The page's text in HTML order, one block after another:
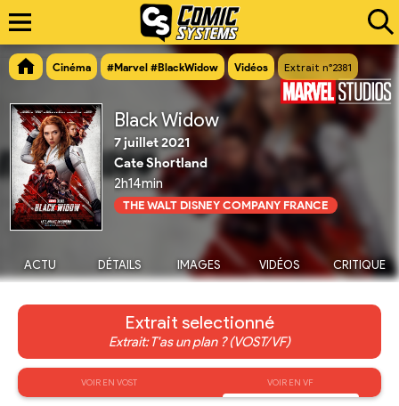
Cinéma #Marvel #BlackWidow Vidéos Extrait n°2381
Black Widow
7 juillet 2021
Cate Shortland
2h14min
THE WALT DISNEY COMPANY FRANCE
ACTU DÉTAILS IMAGES VIDÉOS CRITIQUE
Extrait selectionné
Extrait: T'as un plan ? (VOST/VF)
VOIR EN VOST VOIR EN VF